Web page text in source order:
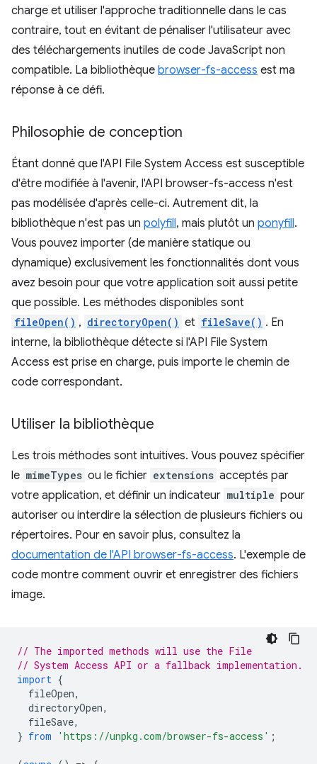
charge et utiliser l'approche traditionnelle dans le cas
contraire, tout en évitant de pénaliser l'utilisateur avec
des téléchargements inutiles de code JavaScript non
compatible. La bibliothèque browser-fs-access est ma
réponse à ce défi.
Philosophie de conception
Étant donné que l'API File System Access est susceptible
d'être modifiée à l'avenir, l'API browser-fs-access n'est
pas modélisée d'après celle-ci. Autrement dit, la
bibliothèque n'est pas un polyfill, mais plutôt un ponyfill.
Vous pouvez importer (de manière statique ou
dynamique) exclusivement les fonctionnalités dont vous
avez besoin pour que votre application soit aussi petite
que possible. Les méthodes disponibles sont
fileOpen() , directoryOpen() et fileSave() . En
interne, la bibliothèque détecte si l'API File System
Access est prise en charge, puis importe le chemin de
code correspondant.
Utiliser la bibliothèque
Les trois méthodes sont intuitives. Vous pouvez spécifier
le mimeTypes ou le fichier extensions acceptés par
votre application, et définir un indicateur multiple pour
autoriser ou interdire la sélection de plusieurs fichiers ou
répertoires. Pour en savoir plus, consultez la
documentation de l'API browser-fs-access. L'exemple de
code montre comment ouvrir et enregistrer des fichiers
image.
// The imported methods will use the File
// System Access API or a fallback implementation.
import {
fileOpen,
directoryOpen,
fileSave,
} from 'https://unpkg.com/browser-fs-access' ;